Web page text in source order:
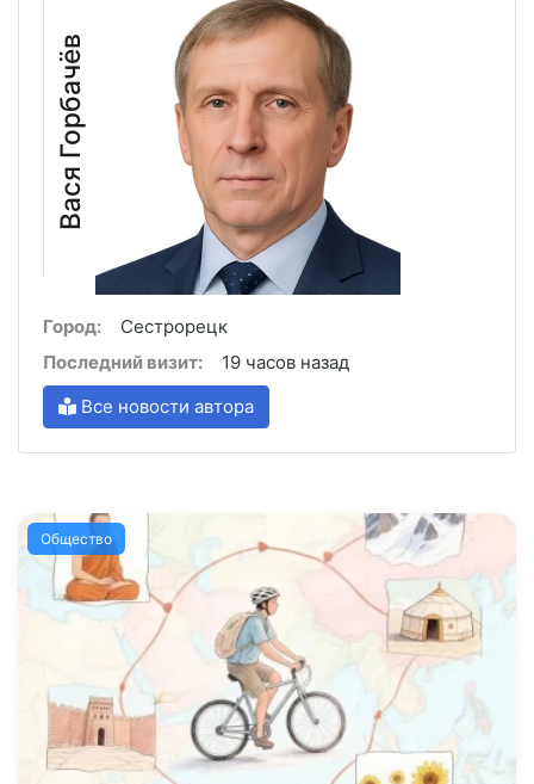
Вася Горбачёв
Город:
Сестрорецк
Последний визит:
19 часов назад
Все новости автора
Общество